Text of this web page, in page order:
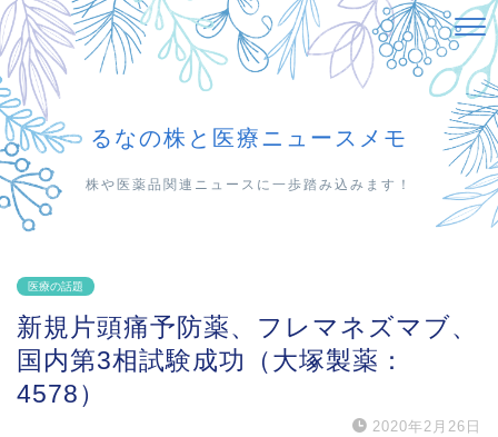
るなの株と医療ニュースメモ
株や医薬品関連ニュースに一歩踏み込みます！
医療の話題
新規片頭痛予防薬、フレマネズマブ、
国内第3相試験成功（大塚製薬：
4578）
2020年2月26日